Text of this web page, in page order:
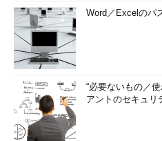
Word／Excelのパ
“必要ないもの／
アントのセキュリ